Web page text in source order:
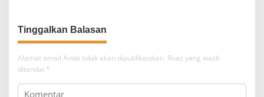
s
i
p
o
s
Tinggalkan Balasan
Alamat email Anda tidak akan dipublikasikan. Ruas yang wajib
ditandai *